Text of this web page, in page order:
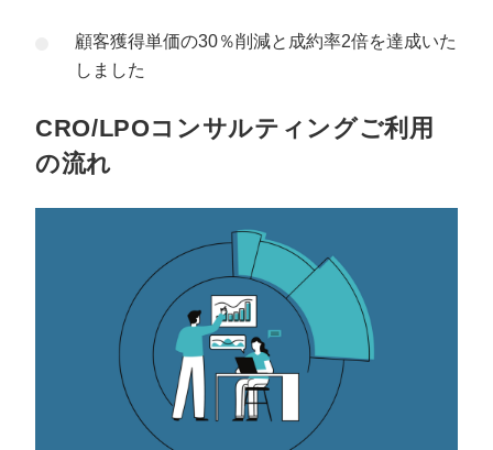
顧客獲得単価の30％削減と成約率2倍を達成いた
しました
CRO/LPOコンサルティングご利用
の流れ